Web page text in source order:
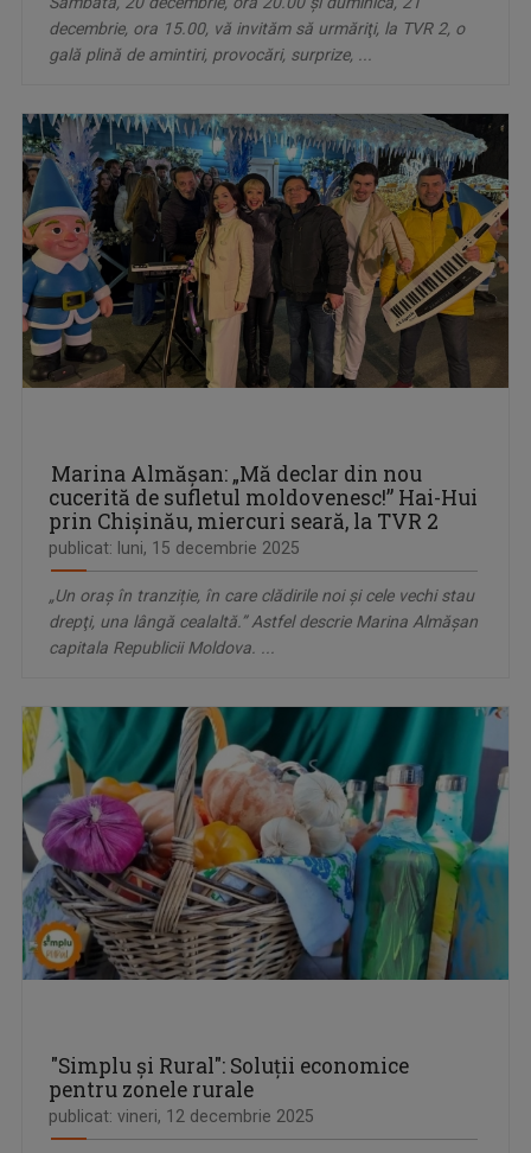
decembrie, ora 15.00, vă invităm să urmăriţi, la TVR 2, o
gală plină de amintiri, provocări, surprize, ...
Marina Almăşan: „Mă declar din nou
cucerită de sufletul moldovenesc!” Hai-Hui
prin Chişinău, miercuri seară, la TVR 2
publicat: luni, 15 decembrie 2025
„Un oraș în tranziție, în care clădirile noi și cele vechi stau
drepţi, una lângă cealaltă.” Astfel descrie Marina Almăşan
capitala Republicii Moldova. ...
"Simplu și Rural": Soluții economice
pentru zonele rurale
publicat: vineri, 12 decembrie 2025